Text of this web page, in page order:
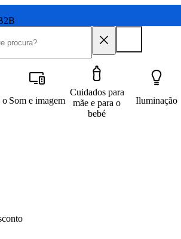
o Som e imagem
Cuidados para
mãe e para o
bebé
Iluminação